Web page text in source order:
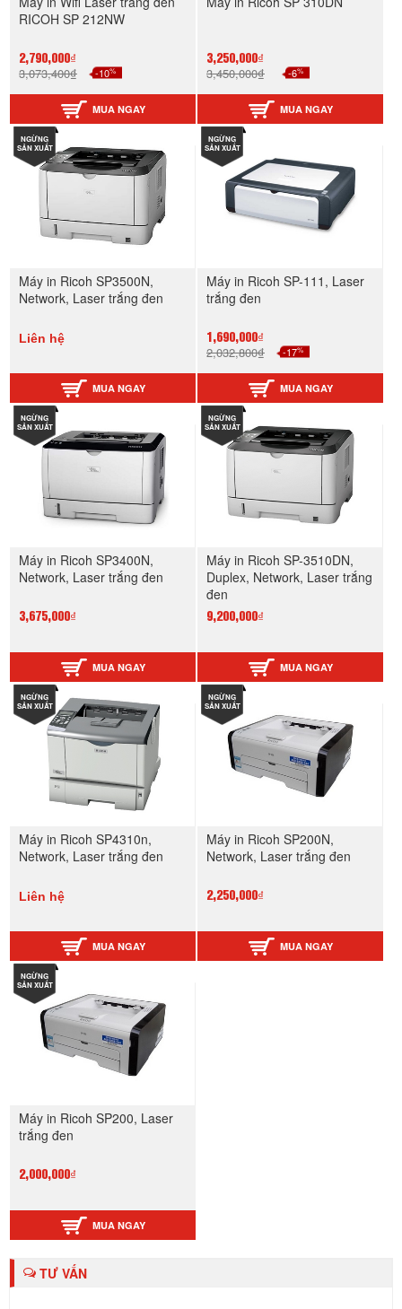
RICOH SP 212NW
2,790,000₫
3,073,400₫ -10%
MUA NGAY
3,250,000₫
3,450,000₫ -6%
MUA NGAY
NGỪNG
SẢN XUẤT
Máy in Ricoh SP3500N,
Network, Laser trắng đen
Liên hệ
MUA NGAY
NGỪNG
SẢN XUẤT
Máy in Ricoh SP-111, Laser
trắng đen
1,690,000₫
2,032,800₫ -17%
MUA NGAY
NGỪNG
SẢN XUẤT
Máy in Ricoh SP3400N,
Network, Laser trắng đen
3,675,000₫
MUA NGAY
NGỪNG
SẢN XUẤT
Máy in Ricoh SP-3510DN,
Duplex, Network, Laser trắng
đen
9,200,000₫
MUA NGAY
NGỪNG
SẢN XUẤT
Máy in Ricoh SP4310n,
Network, Laser trắng đen
Liên hệ
MUA NGAY
NGỪNG
SẢN XUẤT
Máy in Ricoh SP200N,
Network, Laser trắng đen
2,250,000₫
MUA NGAY
NGỪNG
SẢN XUẤT
Máy in Ricoh SP200, Laser
trắng đen
2,000,000₫
MUA NGAY
TƯ VẤN